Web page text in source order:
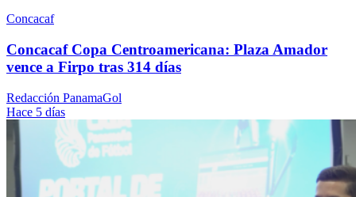
Concacaf
Concacaf Copa Centroamericana: Plaza Amador
vence a Firpo tras 314 días
Redacción PanamaGol
Hace 5 días